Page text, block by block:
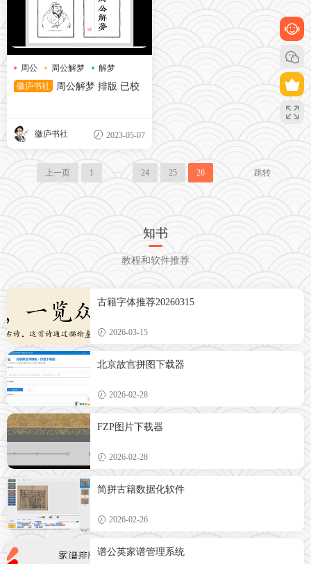
周公 周公解梦
解梦
徽庐书社
周公解梦 排版 已校
徽庐书社 2023-05-07
上一页 1 ··· 24 25 26 跳转
知书
教程和软件推荐
古籍字体推荐20260315
2026-03-15
北京故宫拼图下载器
2026-02-28
FZP图片下载器
2026-02-28
简拼古籍数据化软件
2026-02-26
谱公英家谱管理系统